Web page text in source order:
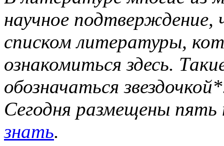
научное
списком литературы,
ознакомиться здесь.
обозначаться
Сегодня размещены
знать.